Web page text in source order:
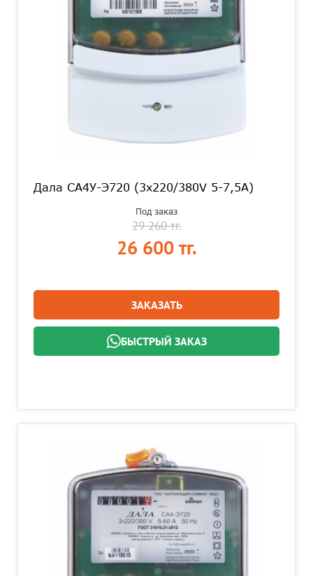
Дала СА4У-Э720 (3x220/380V 5-7,5A)
Под заказ
29 260 тг.
26 600 тг.
ЗАКАЗАТЬ
БЫСТРЫЙ ЗАКАЗ